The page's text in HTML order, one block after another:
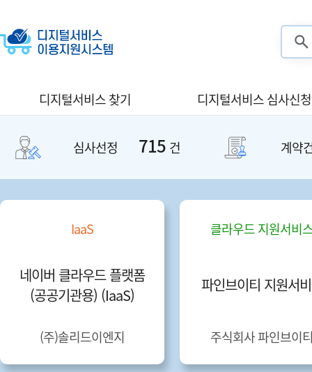
디지털서비스 찾기 디지털서비스 심사신청
심사선정 715 건 계약
IaaS
네이버 클라우드 플랫폼
(공공기관용) (IaaS)
(주)솔리드이엔지
클라우드 지원서비
파인브이티 지원서
주식회사 파인브이